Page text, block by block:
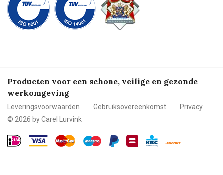
Producten voor een schone, veilige en gezonde
werkomgeving
Leveringsvoorwaarden Gebruiksovereenkomst
Privacy
© 2026 by Carel Lurvink